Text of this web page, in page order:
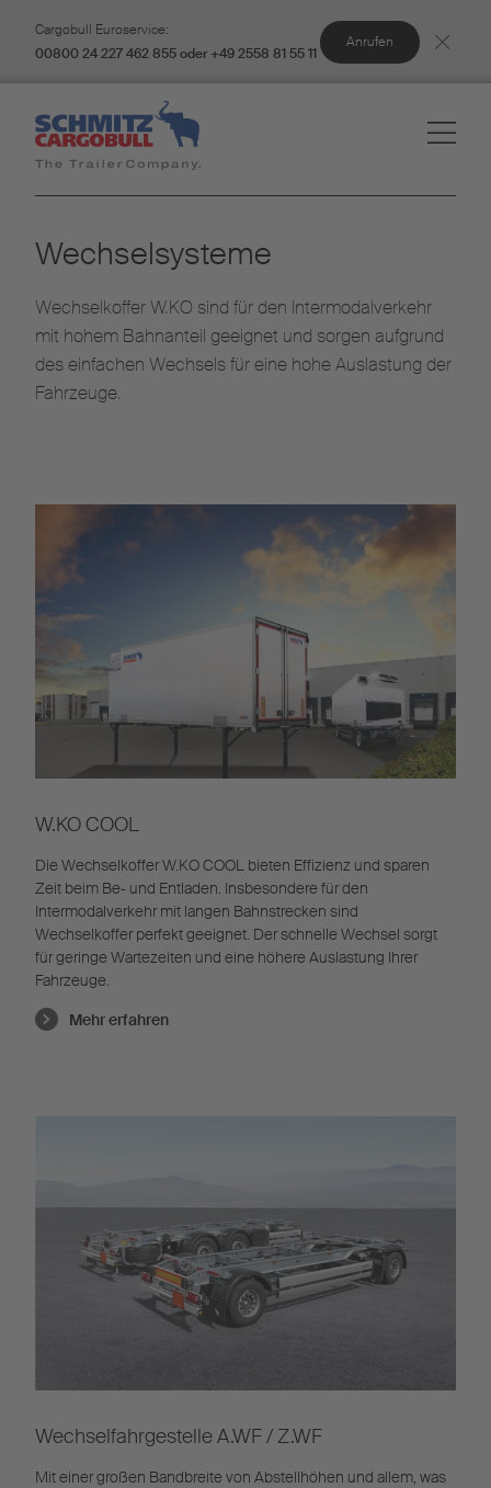
Cargobull Euroservice:
00800 24 227 462 855 oder +49 2558 81 55 11
Anrufen
Wechselsysteme
Wechselkoffer W.KO sind für den Intermodalverkehr
mit hohem Bahnanteil geeignet und sorgen aufgrund
des einfachen Wechsels für eine hohe Auslastung der
Fahrzeuge.
W.KO COOL
Die Wechselkoffer W.KO COOL bieten Effizienz und sparen
Zeit beim Be- und Entladen. Insbesondere für den
Intermodalverkehr mit langen Bahnstrecken sind
Wechselkoffer perfekt geeignet. Der schnelle Wechsel sorgt
für geringe Wartezeiten und eine höhere Auslastung Ihrer
Fahrzeuge.
Mehr erfahren
Wechselfahrgestelle A.WF / Z.WF
Mit einer großen Bandbreite von Abstellhöhen und allem, was